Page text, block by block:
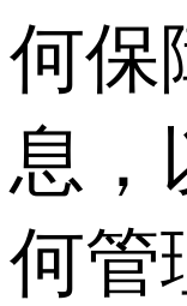
何保
息，
何管